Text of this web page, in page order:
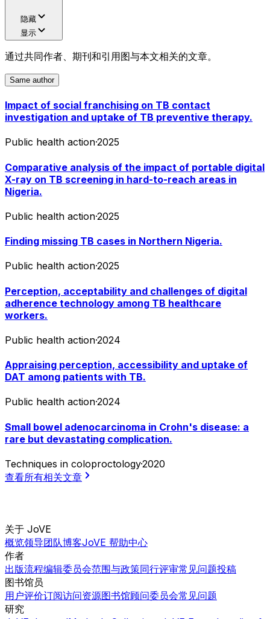
隐藏
显示
通过共同作者、期刊和引用图与本文相关的文章。
Same author
Impact of social franchising on TB contact
investigation and uptake of TB preventive therapy.
Public health action·2025
Comparative analysis of the impact of portable digital
X-ray on TB screening in hard-to-reach areas in
Nigeria.
Public health action·2025
Finding missing TB cases in Northern Nigeria.
Public health action·2025
Perception, acceptability and challenges of digital
adherence technology among TB healthcare
workers.
Public health action·2024
Appraising perception, accessibility and uptake of
DAT among patients with TB.
Public health action·2024
Small bowel adenocarcinoma in Crohn's disease: a
rare but devastating complication.
Techniques in coloproctology·2020
查看所有相关文章
关于 JoVE
概览领导团队博客JoVE 帮助中心
作者
出版流程编辑委员会范围与政策同行评审常见问题投稿
图书馆员
用户评价订阅访问资源图书馆顾问委员会常见问题
研究